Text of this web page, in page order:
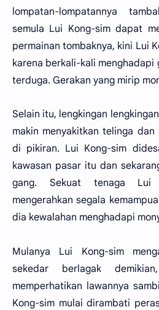
lompatan-lompatannya
semula Lui Kong-sim dapat
permainan tombaknya, kini Lui
karena berkali-kali menghadapi
terduga. Gerakan yang mirip
Selain itu, lengkingan
makin menyakitkan telinga dan
di pikiran. Lui Kong-sim
kawasan pasar itu dan
gang. Sekuat tenaga Lui
mengerahkan segala
dia kewalahan menghadapi
Mulanya Lui Kong-sim
sekedar berlagak
memperhatikan lawannya
Kong-sim mulai dirambati